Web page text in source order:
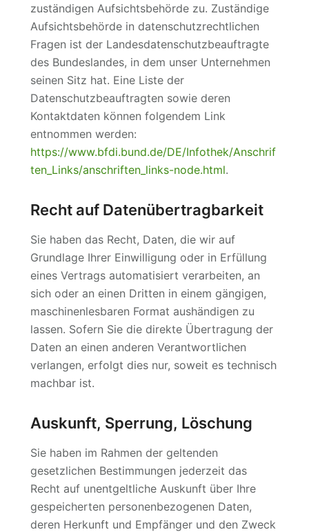
zuständigen Aufsichtsbehörde zu. Zuständige
Aufsichtsbehörde in datenschutzrechtlichen
Fragen ist der Landesdatenschutzbeauftragte
des Bundeslandes, in dem unser Unternehmen
seinen Sitz hat. Eine Liste der
Datenschutzbeauftragten sowie deren
Kontaktdaten können folgendem Link
entnommen werden:
https://www.bfdi.bund.de/DE/Infothek/Anschrif
ten_Links/anschriften_links-node.html.
Recht auf Datenübertragbarkeit
Sie haben das Recht, Daten, die wir auf
Grundlage Ihrer Einwilligung oder in Erfüllung
eines Vertrags automatisiert verarbeiten, an
sich oder an einen Dritten in einem gängigen,
maschinenlesbaren Format aushändigen zu
lassen. Sofern Sie die direkte Übertragung der
Daten an einen anderen Verantwortlichen
verlangen, erfolgt dies nur, soweit es technisch
machbar ist.
Auskunft, Sperrung, Löschung
Sie haben im Rahmen der geltenden
gesetzlichen Bestimmungen jederzeit das
Recht auf unentgeltliche Auskunft über Ihre
gespeicherten personenbezogenen Daten,
deren Herkunft und Empfänger und den Zweck